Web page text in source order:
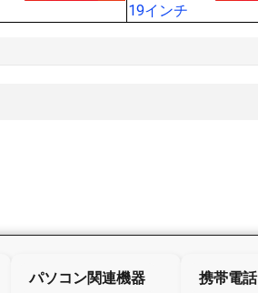
19インチ
パソコン関連機器 携帯電話